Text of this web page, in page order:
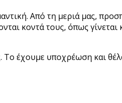
Από τη μεριά μας,
κοντά τους, όπως γίνεται
έχουμε υποχρέωση και